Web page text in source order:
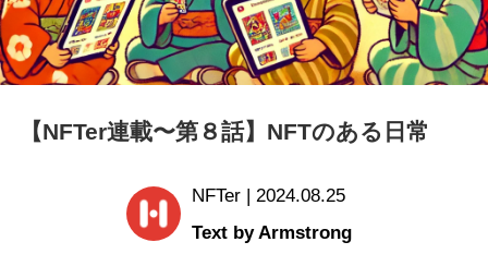
【NFTer連載〜第８話】NFTのある日常
NFTer | 2024.08.25
Text by Armstrong